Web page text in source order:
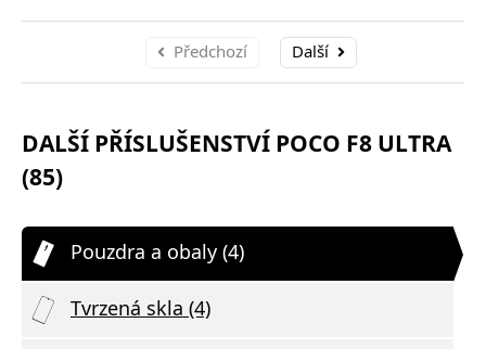
Předchozí Další
DALŠÍ PŘÍSLUŠENSTVÍ POCO F8 ULTRA
(85)
Pouzdra a obaly (4)
Tvrzená skla (4)